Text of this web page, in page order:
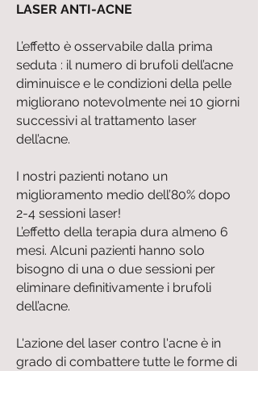
LASER ANTI-ACNE
L’effetto è osservabile dalla prima
seduta : il numero di brufoli dell’acne
diminuisce e le condizioni della pelle
migliorano notevolmente nei 10 giorni
successivi al trattamento laser
dell’acne.
I nostri pazienti notano un
miglioramento medio dell’80% dopo
2-4 sessioni laser!
L’effetto della terapia dura almeno 6
mesi. Alcuni pazienti hanno solo
bisogno di una o due sessioni per
eliminare definitivamente i brufoli
dell’acne.
L'azione del laser contro l'acne è in
grado di combattere tutte le forme di